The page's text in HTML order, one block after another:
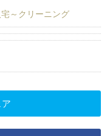
～クリーニング